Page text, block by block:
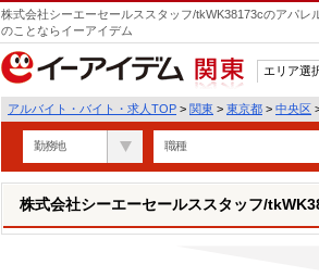
株式会社シーエーセールススタッフ/tkWK38173cのアパレ
のことならイーアイデム
関東
エリア選
アルバイト・バイト・求人TOP > 関東 > 東京都 > 中央区
勤務地 職種
株式会社シーエーセールススタッフ/